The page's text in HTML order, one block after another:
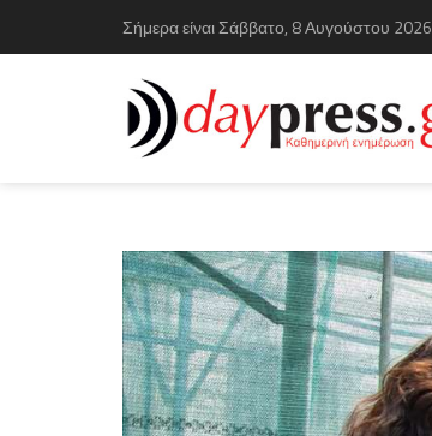
Σήμερα είναι Σάββατο, 8 Αυγούστου 2026